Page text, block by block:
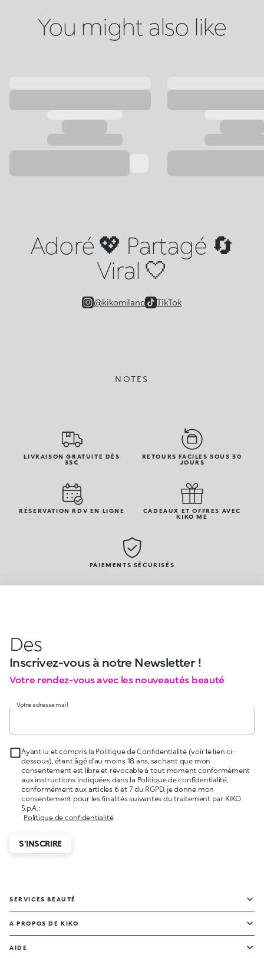
You might also like
Adoré 💖 Partagé 🔄
Viral 🤍
@kikomilano TikTok
NOTES
LIVRAISON GRATUITE DÈS
35€
RETOURS FACILES SOUS 30
JOURS
RÉSERVATION RDV EN LIGNE
CADEAUX ET OFFRES AVEC
KIKO ME
PAIEMENTS SÉCURISÉS
Des
Inscrivez-vous à notre Newsletter !
Votre rendez-vous avec les nouveautés beauté
Votre adresse mail
Ayant lu et compris la Politique de Confidentialité (voir le lien ci-
dessous), étant âgé d’au moins 18 ans, sachant que mon
consentement est libre et révocable à tout moment conformément
aux instructions indiquées dans la Politique de confidentialité,
conformément aux articles 6 et 7 du RGPD, je donne mon
consentement pour les finalités suivantes du traitement par KIKO
S.p.A. :
Politique de confidentialité
S'INSCRIRE
SERVICES BEAUTÉ
A PROPOS DE KIKO
AIDE